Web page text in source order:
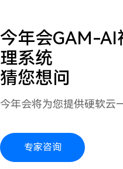
今年会GAM-AI
理系统
猜您想问
今年会将为您提供硬软云
专家咨询